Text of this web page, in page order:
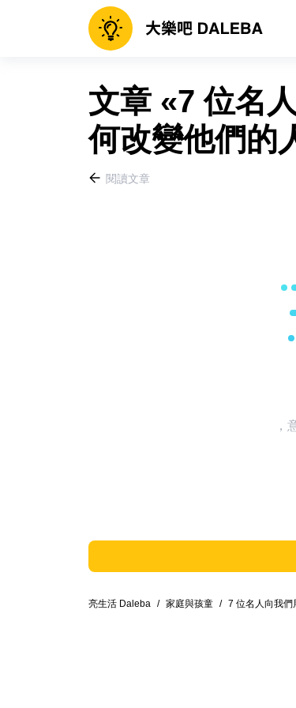
文章 «7 位名
何改變他們的
閱讀文章
，
亮生活 Daleba / 家庭與孩童 / 7 位名人向我們